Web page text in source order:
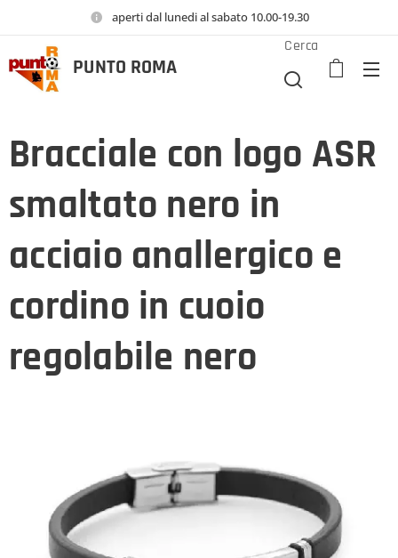
aperti dal lunedi al sabato 10.00-19.30
PUNTO ROMA
Cerca
Bracciale con logo ASR
smaltato nero in
acciaio anallergico e
cordino in cuoio
regolabile nero